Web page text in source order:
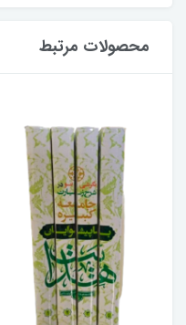
محصولات مرتبط